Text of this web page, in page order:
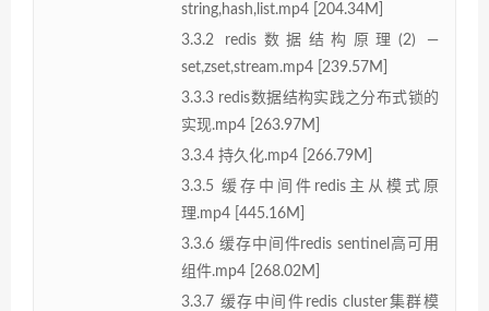
string,hash,list.mp4 [204.34M]
3.3.2 redis数据结构原理(2) —
set,zset,stream.mp4 [239.57M]
3.3.3 redis数据结构实践之分布式锁的
实现.mp4 [263.97M]
3.3.4 持久化.mp4 [266.79M]
3.3.5 缓存中间件redis主从模式原
理.mp4 [445.16M]
3.3.6 缓存中间件redis sentinel高可用
组件.mp4 [268.02M]
3.3.7 缓存中间件redis cluster集群模